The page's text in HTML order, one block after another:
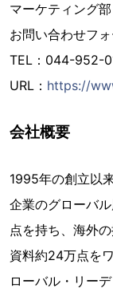
マーケティング部
お問い合わせフォ
TEL：044-952-
URL： https://
会社概要
1995年の創立以
企業のグローバ
点を持ち、海外
資料約24万点を
ローバル・リー